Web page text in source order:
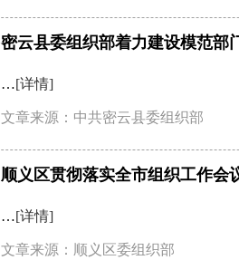
密云县委组织部着力建设模范部
…[详情]
文章来源：中共密云县委组织部
顺义区贯彻落实全市组织工作会
…[详情]
文章来源：顺义区委组织部